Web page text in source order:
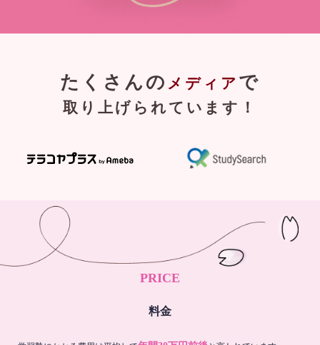
たくさんの メディア で
取り上げられています！
PRICE
料金